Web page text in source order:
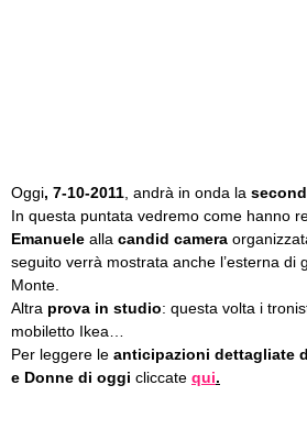
Oggi, 7-10-2011 , andrà in onda la
In questa puntata vedremo come hanno
Emanuele alla candid camera
seguito verrà mostrata anche l’esterna di
Monte.
Altra prova in studio: questa volta i
mobiletto Ikea…
Per leggere le anticipazioni dettagliate
e Donne di oggi cliccate qui.